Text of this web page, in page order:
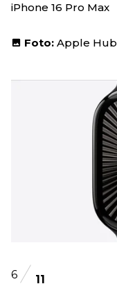
iPhone 16 Pro Max
Foto: Apple Hub
6 11